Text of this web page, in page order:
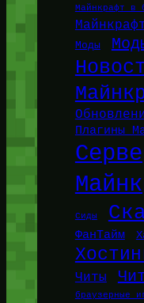
Майнкрафт в
Моды
Плагины
Сиды
ФанТайм
Читы
браузерные